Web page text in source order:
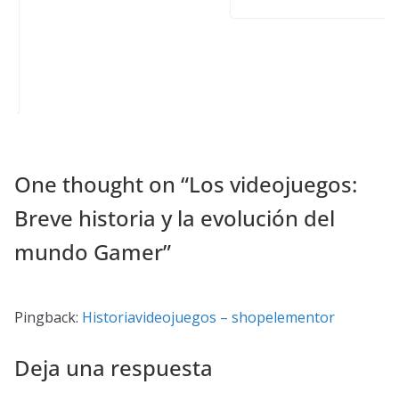
One thought on “Los videojuegos:
Breve historia y la evolución del
mundo Gamer”
Pingback: Historiavideojuegos – shopelementor
Deja una respuesta